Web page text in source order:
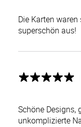
Die Karten
superschön aus!
Schöne Designs,
unkomplizierte